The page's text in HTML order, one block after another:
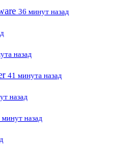
36 минут назад
назад
41 минута назад
назад
минут назад